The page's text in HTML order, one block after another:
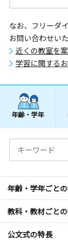
なお、フリーダ
お問い合わせい
近くの教室を
学習に関する
年齢・学年
年齢・学年ごと
教科・教材ごと
公文式の特長